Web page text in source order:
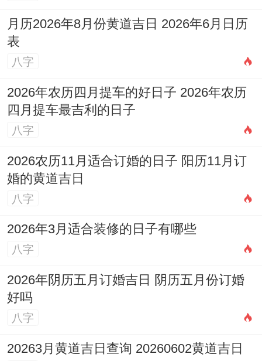
月历2026年8月份黄道吉日 2026年6月日历
表
八字
2026年农历四月提车的好日子 2026年农历
四月提车最吉利的日子
八字
2026农历11月适合订婚的日子 阳历11月订
婚的黄道吉日
八字
2026年3月适合装修的日子有哪些
八字
2026年阴历五月订婚吉日 阴历五月份订婚
好吗
八字
20263月黄道吉日查询 20260602黄道吉日